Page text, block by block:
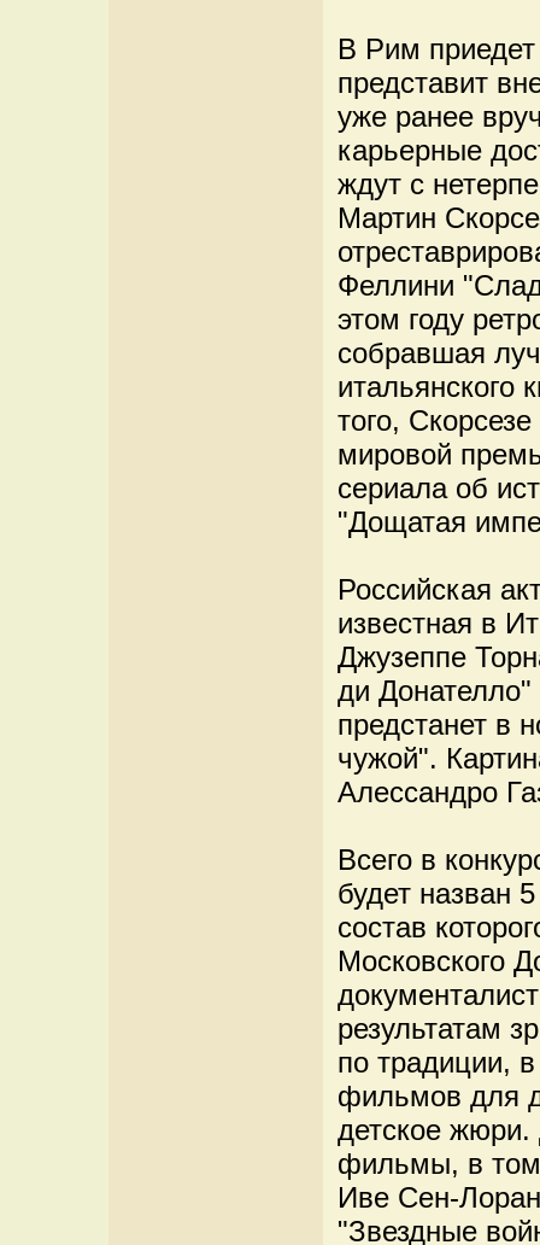
В Рим
представит
уже ранее
карьерные
ждут с
Мартин
Феллини
этом году
собравшая
итальянского
того,
мировой
сериала об
"Дощатая
Российская
известная в
Джузеппе
ди
предстанет в
чужой".
Алессандро
Всего в
будет назван
состав
Московского
результатам
по традиции,
фильмов для
детское
фильмы, в том
Иве Сен-
"Звездные